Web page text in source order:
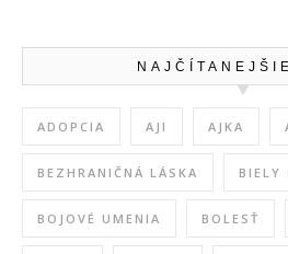
ADOPCIA AJI AJKA
BEZHRANIČNÁ LÁSKA BIELY
BOJOVÉ UMENIA BOLESŤ